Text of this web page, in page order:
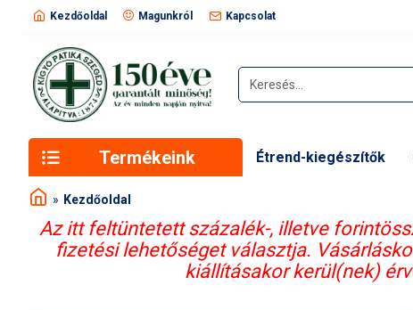
Kezdőoldal Magunkról Kapcsolat
Termékeink Étrend-kiegészítők
Kezdőoldal
Az itt feltüntetett százalék-, illetve
fizetési lehetőséget választja.
kiállításakor kerül(nek)